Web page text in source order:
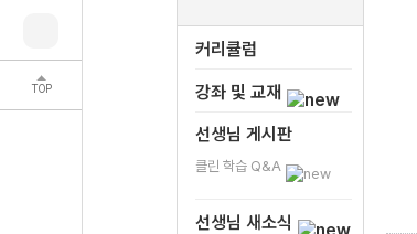
TOP
커리큘럼
강좌 및 교재
선생님 게시판
클린 학습 Q&A
선생님 새소식